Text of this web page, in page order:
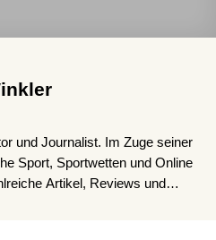
und Journalist. Im Zuge seiner
Sport, Sportwetten und Online
Artikel, Reviews und